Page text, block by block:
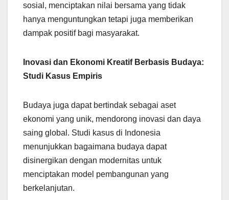
sosial, menciptakan nilai bersama yang tidak
hanya menguntungkan tetapi juga memberikan
dampak positif bagi masyarakat.
Inovasi dan Ekonomi Kreatif Berbasis Budaya:
Studi Kasus Empiris
Budaya juga dapat bertindak sebagai aset
ekonomi yang unik, mendorong inovasi dan daya
saing global. Studi kasus di Indonesia
menunjukkan bagaimana budaya dapat
disinergikan dengan modernitas untuk
menciptakan model pembangunan yang
berkelanjutan.